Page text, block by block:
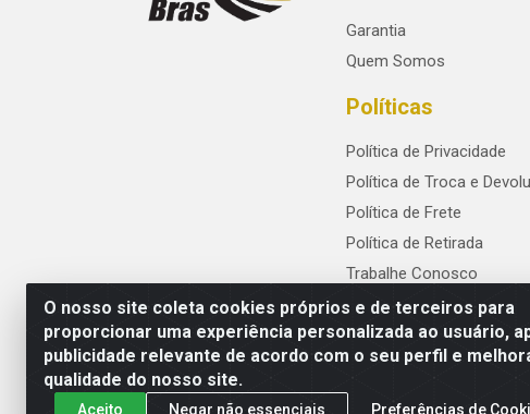
O nosso site coleta cookies próprios e de terceiros para
proporcionar uma experiência personalizada ao usuário,
publicidade relevante de acordo com o seu perfil e
qualidade do nosso site.
Aceito Negar não essenciais Preferências de
Garantia
Quem Somos
Políticas
Política de Privacidade
Política de Troca e
Política de Frete
Política de Retirada
Trabalhe Conosco
PneuBras - Rodovia BR-101, KM 82 - Prazeres,